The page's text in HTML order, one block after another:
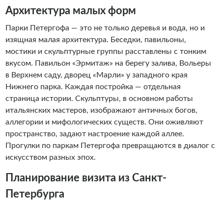
Архитектура малых форм
Парки Петергофа — это не только деревья и вода, но и
изящная малая архитектура. Беседки, павильоны,
мостики и скульптурные группы расставлены с тонким
вкусом. Павильон «Эрмитаж» на берегу залива, Вольеры
в Верхнем саду, дворец «Марли» у западного края
Нижнего парка. Каждая постройка — отдельная
страница истории. Скульптуры, в основном работы
итальянских мастеров, изображают античных богов,
аллегории и мифологических существ. Они оживляют
пространство, задают настроение каждой аллее.
Прогулки по паркам Петергофа превращаются в диалог с
искусством разных эпох.
Планирование визита из Санкт-
Петербурга